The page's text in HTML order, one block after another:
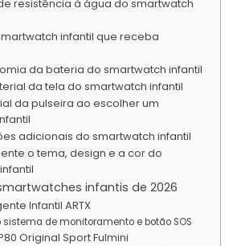
resistência à água do smartwatch
infantil que receba
da bateria do smartwatch infantil
da tela do smartwatch infantil
da pulseira ao escolher um
adicionais do smartwatch infantil
o tema, design e a cor do
infantis de 2026
Infantil ARTX
de monitoramento e botão SOS
Original Sport Fulmini